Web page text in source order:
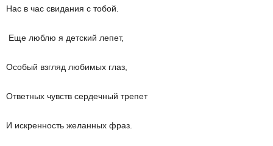
Нас в час свидания с тобой.
Еще люблю я детский лепет,
Особый взгляд любимых глаз,
Ответных чувств сердечный трепет
И искренность желанных фраз.